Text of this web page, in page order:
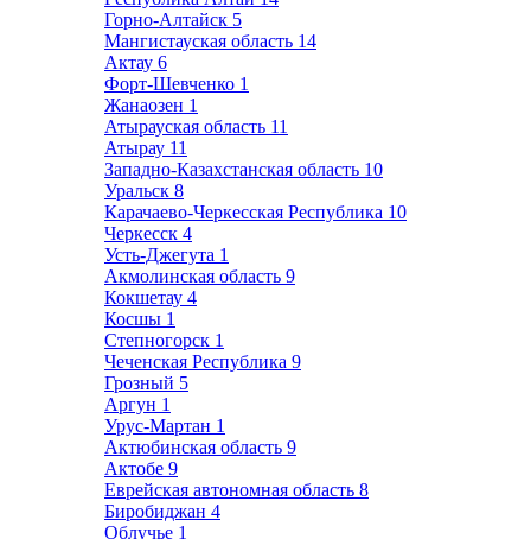
Горно-Алтайск 5
Мангистауская область 14
Актау 6
Форт-Шевченко 1
Жанаозен 1
Атырауская область 11
Атырау 11
Западно-Казахстанская область 10
Уральск 8
Карачаево-Черкесская Республика 10
Черкесск 4
Усть-Джегута 1
Акмолинская область 9
Кокшетау 4
Косшы 1
Степногорск 1
Чеченская Республика 9
Грозный 5
Аргун 1
Урус-Мартан 1
Актюбинская область 9
Актобе 9
Еврейская автономная область 8
Биробиджан 4
Облучье 1